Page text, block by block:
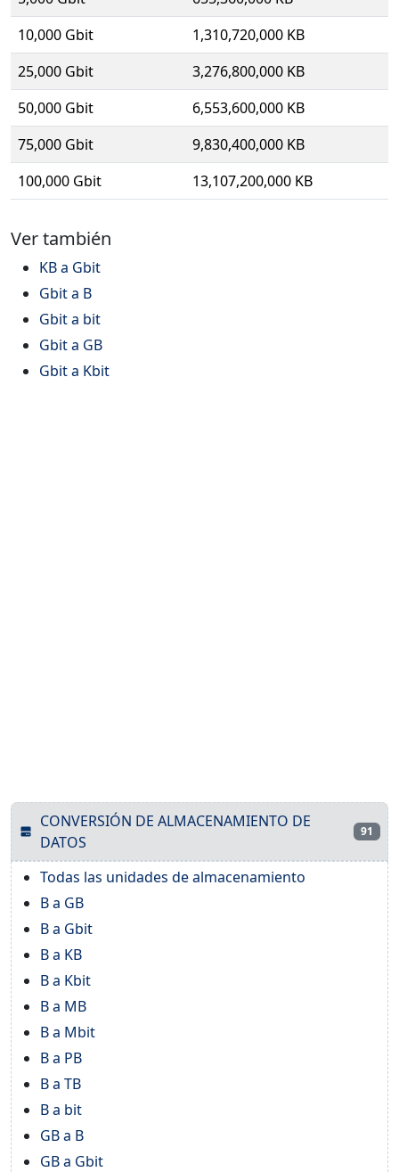
10,000 Gbit
1,310,720,000 KB
25,000 Gbit
3,276,800,000 KB
50,000 Gbit
6,553,600,000 KB
75,000 Gbit
9,830,400,000 KB
100,000 Gbit
13,107,200,000 KB
Ver también
KB a Gbit
Gbit a B
Gbit a bit
Gbit a GB
Gbit a Kbit
CONVERSIÓN DE ALMACENAMIENTO DE
DATOS
91
Todas las unidades de almacenamiento
B a GB
B a Gbit
B a KB
B a Kbit
B a MB
B a Mbit
B a PB
B a TB
B a bit
GB a B
GB a Gbit